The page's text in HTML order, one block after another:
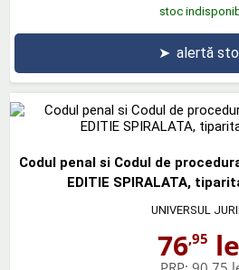
stoc
➤ alertă
Codul penal si Codul de
EDITIE SPIRALATA,
UNIVERSUL
76,95